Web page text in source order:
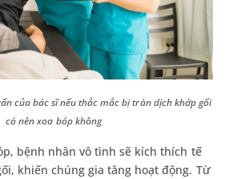
của bác sĩ nếu thắc mắc bị tràn dịch khớp gối
có nên xoa bóp không
bệnh nhân vô tình sẽ kích thích tế
khiến chúng gia tăng hoạt động. Từ